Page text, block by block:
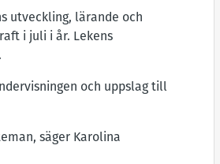
utveckling, lärande och
i juli i år. Lekens
och uppslag till
säger Karolina